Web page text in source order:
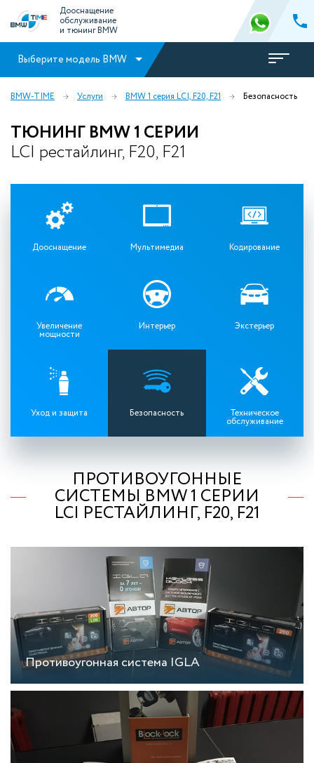
Дооснащение
обслуживание
и тюнинг BMW
Выберите модель BMW
BMW-TIME Услуги BMW 1 серия LCI, F20, F21 Безопасность
ТЮНИНГ BMW 1 СЕРИИ
LCI рестайлинг, F20, F21
Дооснащение Мультимедиа Кодирование
Увеличение
мощности
Интерьер Экстерьер
Уход и защита Безопасность Техническое
обслуживание
ПРОТИВОУГОННЫЕ
СИСТЕМЫ BMW 1 СЕРИИ
LCI РЕСТАЙЛИНГ, F20, F21
Противоугонная система IGLA